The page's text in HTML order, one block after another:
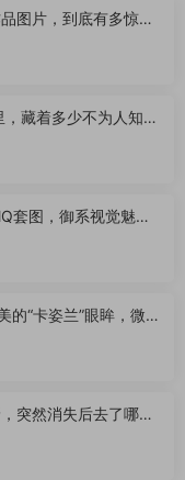
图片，到底有多惊
藏着多少不为人知的
套图，御系视觉魅力
的“卡姿兰”眼眸，微密
突然消失后去了哪